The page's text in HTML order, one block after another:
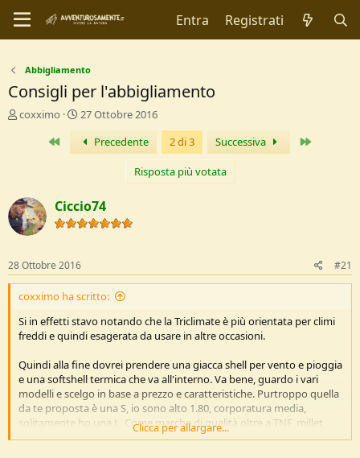
Entra Registrati
Abbigliamento
Consigli per l'abbigliamento
C
r
e
D
c
u
s
s
i
n
e
coxximo
D
t
a
I
n
i
i
o
27 Ottobre 2016
Primo Precedente 2 di 3 Successiva
Risposta più votata
Ciccio74
28 Ottobre 2016 #21
coxximo ha scritto:
Si in effetti stavo notando che la Triclimate è più orientata per climi
freddi e quindi esagerata da usare in altre occasioni.
Quindi alla fine dovrei prendere una giacca shell per vento e pioggia
e una softshell termica che va all'interno. Va bene, guardo i vari
modelli e scelgo in base a prezzo e caratteristiche. Purtroppo quella
da te proposta è una S, io sono alto 1.80, corporatura media,
solitamente ho una L. Come marche di qualità oltre a TNF, millet,
mammut, cosa posso guardare?
Clicca per allargare...